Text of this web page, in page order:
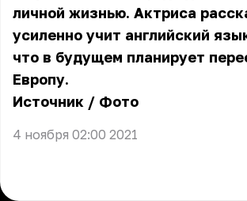
личной жизнью. Актриса
усиленно учит английский
что в будущем планирует
Европу.
Источник / Фото
4 ноября 02:00 2021